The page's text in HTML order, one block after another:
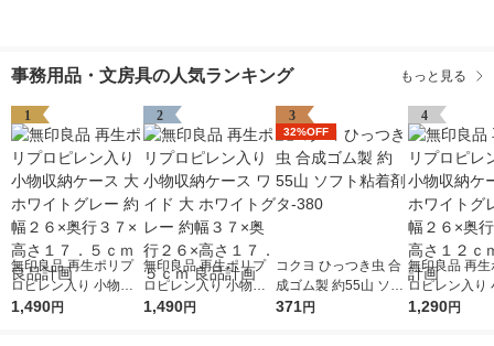
事務用品・文房具の人気ランキング もっと見る
1
無印良品 再生ポリプ
ロピレン入り 小物収
納ケース 大 ホワイト
1,490円
2
無印良品 再生ポリプ
ロピレン入り 小物収
納ケース ワイド 大 ホ
1,490円
3
32%OFF
コクヨ ひっつき虫 合
成ゴム製 約55山 ソフ
ト粘着剤 タ-380
371円
4
無印良品 再生
ロピレン入り
納ケース 中
1,290円